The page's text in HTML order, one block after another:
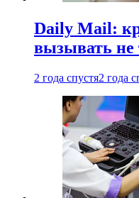
Daily Mail:
вызывать не
2 года спустя2 года